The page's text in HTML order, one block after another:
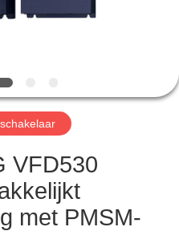
VFD530
met PMSM-